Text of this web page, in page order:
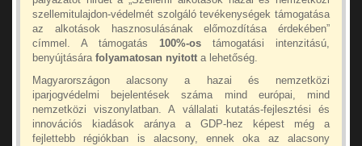
szellemitulajdon-védelmét szolgáló tevékenységek támogatása
az alkotások hasznosulásának előmozdítása érdekében”
címmel. A támogatás 100%-os támogatási intenzitású,
benyújtására folyamatosan nyitott a lehetőség.
Magyarországon alacsony a hazai és nemzetközi
iparjogvédelmi bejelentések száma mind európai, mind
nemzetközi viszonylatban. A vállalati kutatás-fejlesztési és
innovációs kiadások aránya a GDP-hez képest még a
fejlettebb régiókban is alacsony, ennek oka az alacsony